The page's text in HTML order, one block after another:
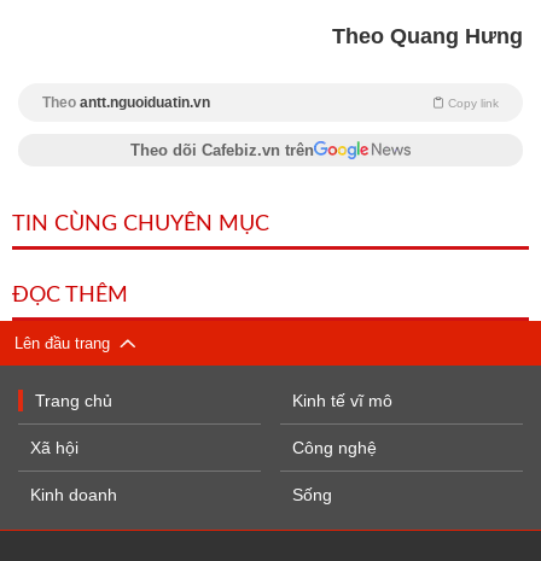
Theo Quang Hưng
Theo antt.nguoiduatin.vn Copy link
Theo dõi Cafebiz.vn trên
TIN CÙNG CHUYÊN MỤC
ĐỌC THÊM
Lên đầu trang
Trang chủ
Xã hội
Kinh doanh
Kinh tế vĩ mô
Công nghệ
Sống